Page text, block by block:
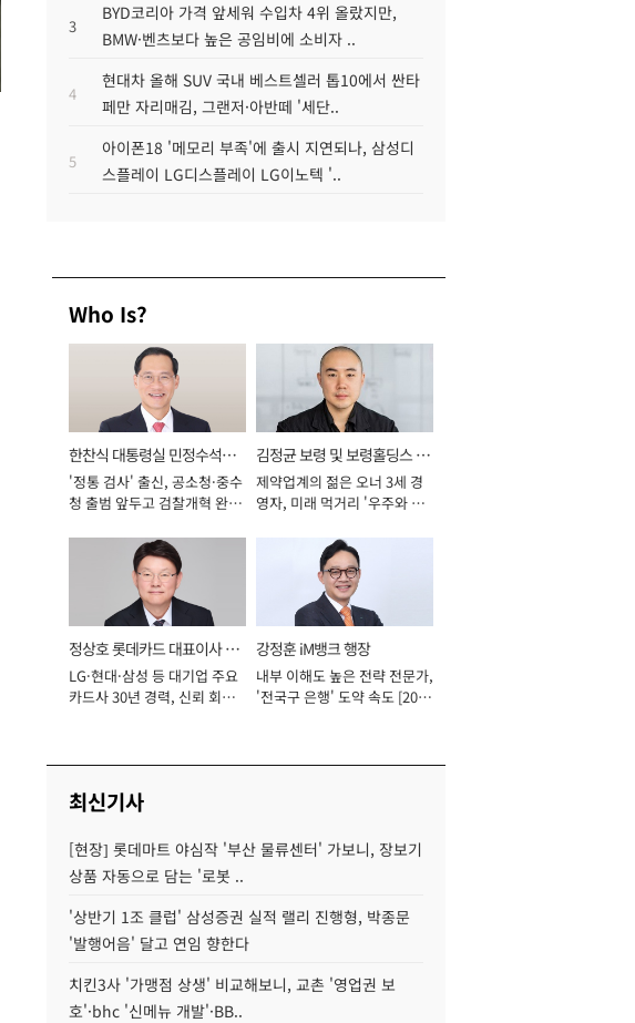
3
BYD코리아 가격 앞세워 수입차 4위 올랐지만,
BMW·벤츠보다 높은 공임비에 소비자 ..
4
현대차 올해 SUV 국내 베스트셀러 톱10에서 싼타
페만 자리매김, 그랜저·아반떼 '세단..
5
아이폰18 '메모리 부족'에 출시 지연되나, 삼성디
스플레이 LG디스플레이 LG이노텍 '..
Who Is?
한찬식 대통령실 민정수석비
서관
'정통 검사' 출신, 공소청·중수
청 출범 앞두고 검찰개혁 완수
김정균 보령 및 보령홀딩스 대
표이사 사장
제약업계의 젊은 오너 3세 경
영자, 미래 먹거리 '우주와 헬
정상호 롯데카드 대표이사 사
장
LG·현대·삼성 등 대기업 주요
카드사 30년 경력, 신뢰 회복
강정훈 iM뱅크 행장
내부 이해도 높은 전략 전문가,
'전국구 은행' 도약 속도 [2026
최신기사
[현장] 롯데마트 야심작 '부산 물류센터' 가보니, 장보기
상품 자동으로 담는 '로봇 ..
'상반기 1조 클럽' 삼성증권 실적 랠리 진행형, 박종문
'발행어음' 달고 연임 향한다
치킨3사 '가맹점 상생' 비교해보니, 교촌 '영업권 보
호'·bhc '신메뉴 개발'·BB..